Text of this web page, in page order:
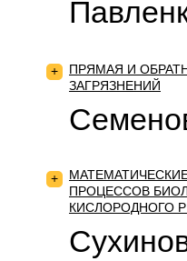
+
ПРЯМАЯ И
ЗАГРЯЗНЕНИЙ
+
ПРОЦЕССОВ
КИСЛОРОДНОГО